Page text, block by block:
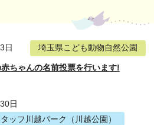
日 埼玉県こども動物自然公園
ちゃんの名前投票を行います!
日
ッフ川越パーク（川越公園）